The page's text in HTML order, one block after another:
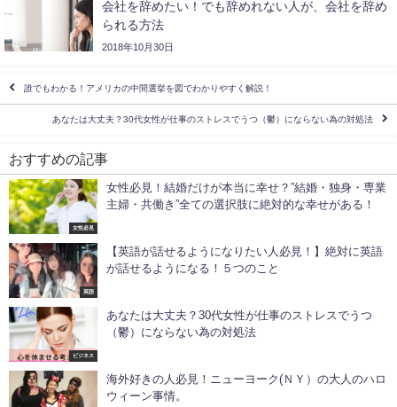
会社を辞めたい！でも辞めれない人が、会社を辞め
られる方法
2018年10月30日
誰でもわかる！アメリカの中間選挙を図でわかりやすく解説！
あなたは大丈夫？30代女性が仕事のストレスでうつ（鬱）にならない為の対処法
おすすめの記事
女性必見
女性必見！結婚だけが本当に幸せ？”結婚・独身・専業
主婦・共働き”全ての選択肢に絶対的な幸せがある！
英語
【英語が話せるようになりたい人必見！】絶対に英語
が話せるようになる！５つのこと
ビジネス
あなたは大丈夫？30代女性が仕事のストレスでうつ
（鬱）にならない為の対処法
海外好きの人必見！ニューヨーク(ＮＹ）の大人のハロ
ウィーン事情。